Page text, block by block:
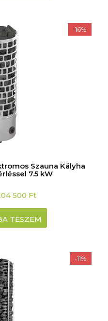
-16%
Szauna Kályha
7.5 kW
Ft.
500 FtCurrent
is:
204
500 Ft.
TESZEM
-11%